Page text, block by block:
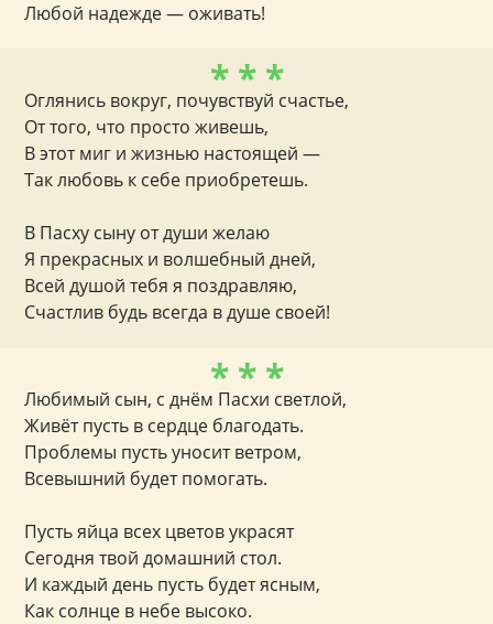
Любой надежде — оживать!
* * *
Оглянись вокруг, почувствуй счастье,
От того, что просто живешь,
В этот миг и жизнью настоящей —
Так любовь к себе приобретешь.
В Пасху сыну от души желаю
Я прекрасных и волшебный дней,
Всей душой тебя я поздравляю,
Счастлив будь всегда в душе своей!
* * *
Любимый сын, с днём Пасхи светлой,
Живёт пусть в сердце благодать.
Проблемы пусть уносит ветром,
Всевышний будет помогать.
Пусть яйца всех цветов украсят
Сегодня твой домашний стол.
И каждый день пусть будет ясным,
Как солнце в небе высоко.